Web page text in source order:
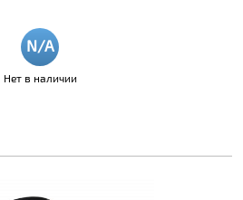
Нет в наличии